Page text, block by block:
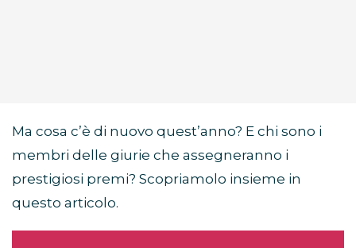
Ma cosa c’è di nuovo quest’anno? E chi sono i
membri delle giurie che assegneranno i
prestigiosi premi? Scopriamolo insieme in
questo articolo.